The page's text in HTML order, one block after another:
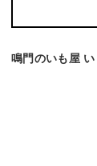
鳴門のいも屋